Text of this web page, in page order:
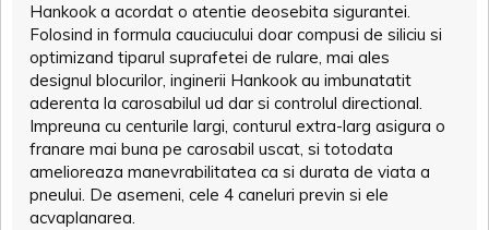
Hankook a acordat o atentie deosebita sigurantei.
Folosind in formula cauciucului doar compusi de siliciu si
optimizand tiparul suprafetei de rulare, mai ales
designul blocurilor, inginerii Hankook au imbunatatit
aderenta la carosabilul ud dar si controlul directional.
Impreuna cu centurile largi, conturul extra-larg asigura o
franare mai buna pe carosabil uscat, si totodata
amelioreaza manevrabilitatea ca si durata de viata a
pneului. De asemeni, cele 4 caneluri previn si ele
acvaplanarea.